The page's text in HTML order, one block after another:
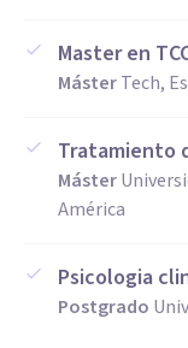
en la posibilidad de
comprendidos y
✨ Si buscás un
acá para vos.
Master en
MásterTech,
Tratamiento
Máster
América
Psicologia
Postgrado